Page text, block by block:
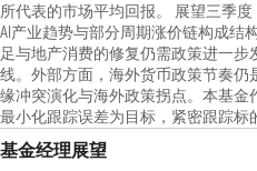
所代表的市场平均回报。 展望三季
AI产业趋势与部分周期涨价链构成结
足与地产消费的修复仍需政策进一
线。外部方面，海外货币政策节奏
缘冲突演化与海外政策拐点。本基
最小化跟踪误差为目标，紧密跟踪标
基金经理展望